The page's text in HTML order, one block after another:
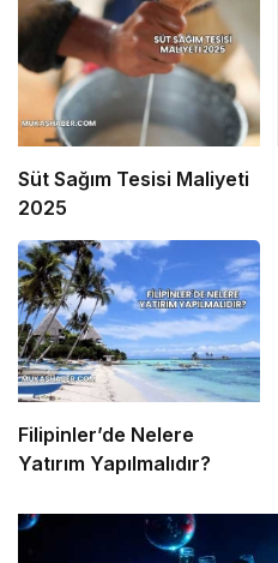
Süt Sağım Tesisi Maliyeti
2025
Filipinler’de Nelere
Yatırım Yapılmalıdır?